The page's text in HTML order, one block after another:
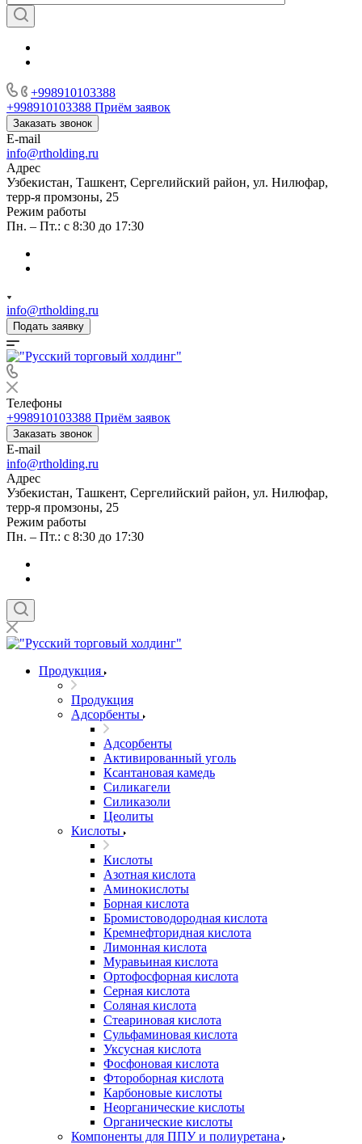
+998910103388
+998910103388 Приём заявок
Заказать звонок
E-mail
info@rtholding.ru
Адрес
Узбекистан, Ташкент, Сергелийский район, ул. Нилюфар,
терр-я промзоны, 25
Режим работы
Пн. – Пт.: с 8:30 до 17:30
info@rtholding.ru
Подать заявку
Телефоны
+998910103388 Приём заявок
Заказать звонок
E-mail
info@rtholding.ru
Адрес
Узбекистан, Ташкент, Сергелийский район, ул. Нилюфар,
терр-я промзоны, 25
Режим работы
Пн. – Пт.: с 8:30 до 17:30
Продукция
Продукция
Адсорбенты
Адсорбенты
Активированный уголь
Ксантановая камедь
Силикагели
Силиказоли
Цеолиты
Кислоты
Кислоты
Азотная кислота
Аминокислоты
Борная кислота
Бромистоводородная кислота
Кремнефторидная кислота
Лимонная кислота
Муравьиная кислота
Ортофосфорная кислота
Серная кислота
Соляная кислота
Стеариновая кислота
Сульфаминовая кислота
Уксусная кислота
Фосфоновая кислота
Фтороборная кислота
Карбоновые кислоты
Неорганические кислоты
Органические кислоты
Компоненты для ППУ и полиуретана